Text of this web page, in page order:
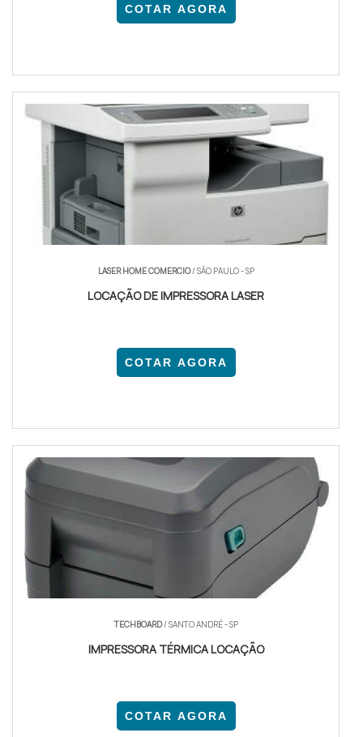
COTAR AGORA
LASER HOME COMERCIO/ SÃO PAULO - SP
LOCAÇÃO DE IMPRESSORA LASER
COTAR AGORA
TECHBOARD/ SANTO ANDRÉ - SP
IMPRESSORA TÉRMICA LOCAÇÃO
COTAR AGORA